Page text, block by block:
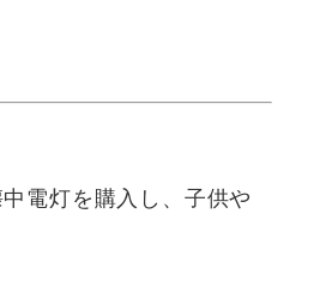
電灯を購入し、子供や